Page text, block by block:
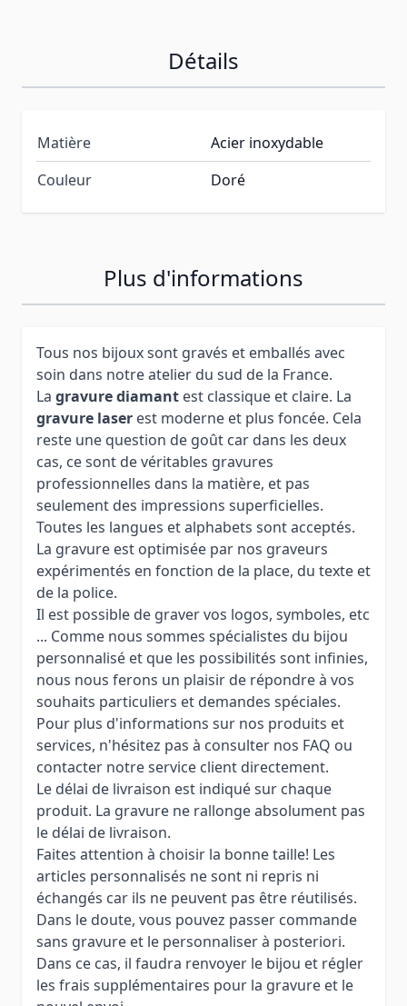
Détails
Matière
Acier inoxydable
Couleur
Doré
Plus d'informations
Tous nos bijoux sont gravés et emballés avec
soin dans notre atelier du sud de la France.
La gravure diamant est classique et claire. La
gravure laser est moderne et plus foncée. Cela
reste une question de goût car dans les deux
cas, ce sont de véritables gravures
professionnelles dans la matière, et pas
seulement des impressions superficielles.
Toutes les langues et alphabets sont acceptés.
La gravure est optimisée par nos graveurs
expérimentés en fonction de la place, du texte et
de la police.
Il est possible de graver vos logos, symboles, etc
... Comme nous sommes spécialistes du bijou
personnalisé et que les possibilités sont infinies,
nous nous ferons un plaisir de répondre à vos
souhaits particuliers et demandes spéciales.
Pour plus d'informations sur nos produits et
services, n'hésitez pas à consulter nos FAQ ou
contacter notre service client directement.
Le délai de livraison est indiqué sur chaque
produit. La gravure ne rallonge absolument pas
le délai de livraison.
Faites attention à choisir la bonne taille! Les
articles personnalisés ne sont ni repris ni
échangés car ils ne peuvent pas être réutilisés.
Dans le doute, vous pouvez passer commande
sans gravure et le personnaliser à posteriori.
Dans ce cas, il faudra renvoyer le bijou et régler
les frais supplémentaires pour la gravure et le